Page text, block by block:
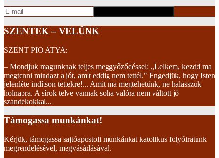
SZENTEK – VELÜNK
SZENT PIO ATYA:
– Mondjuk magunknak teljes meggyőződéssel: ,,Lelkem, kezdd ma
megtenni mindazt a jót, amit eddig nem tettél." Engedjük, hogy Isten
jelenléte indítson tettekre!... Amit ma megtehetünk, ne halasszuk
holnapra. A sírok telve vannak soha valóra nem váltott jó
szándékokkal...
Támogassa munkánkat!
Kérjük, támogassa sajtóapostoli munkánkat katolikus folyóiratunk
megrendelésével, megvásárlásával.